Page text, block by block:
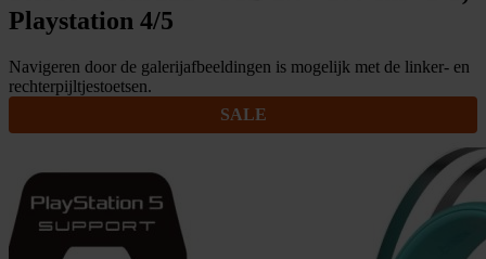
Playstation 4/5
Navigeren door de galerijafbeeldingen is mogelijk met de linker- en
rechterpijltjestoetsen.
SALE